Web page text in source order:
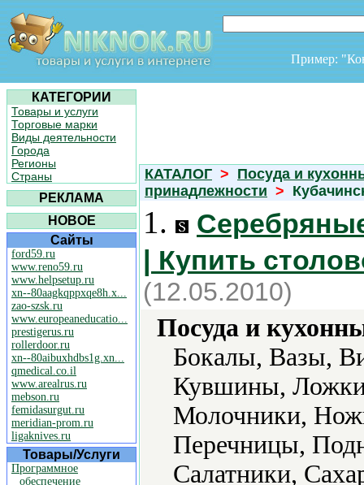
Пример:
КАТЕГОРИИ
Товары и услуги
Торговые марки
Виды деятельности
Города
Регионы
Страны
РЕКЛАМА
НОВОЕ
Сайты
ford59.ru
www.reno59.ru
www.helpsetup.ru
xn--80aagkqppxqe8h.x...
zao-szsk.ru
www.europeaneducatio...
prestigerus.ru
rollerdoor.ru
xn--80aibuxhdbs1g.xn...
qmedical.co.il
www.arealrus.ru
mebson.ru
femidasurgut.ru
meridian-prom.ru
ligaknives.ru
Товары/Услуги
Программное
обеспечение
КАТАЛОГ > Посуда и
принадлежности >
1.
| Купить
(12.05.2010)
Посуда и
Бокалы, Вазы,
Кувшины,
Молочники,
Перечницы,
Салатники,